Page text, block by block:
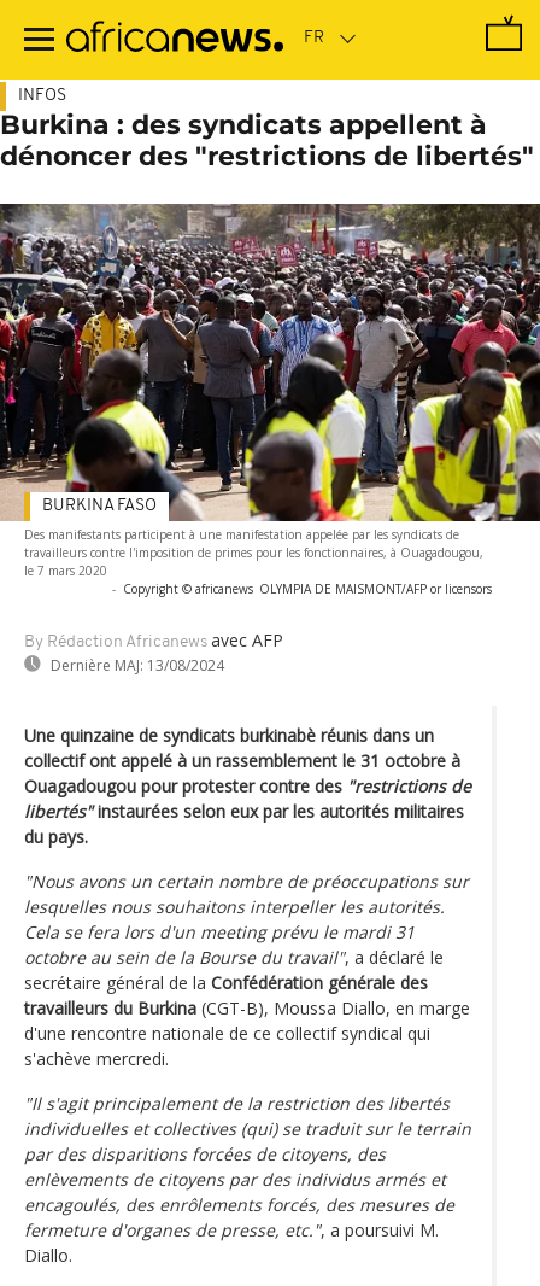
contenu
INFOS
Burkina : des syndicats appellent à
dénoncer des "restrictions de libertés"
Des manifestants participent à une manifestation appelée par les syndicats de
travailleurs contre l'imposition de primes pour les fonctionnaires, à Ouagadougou,
le 7 mars 2020
- Copyright © africanews OLYMPIA DE MAISMONT/AFP or licensors
By Rédaction Africanews avec AFP
Dernière MAJ: 13/08/2024
BURKINA FASO
Une quinzaine de syndicats burkinabè réunis dans un
collectif ont appelé à un rassemblement le 31 octobre à
Ouagadougou pour protester contre des "restrictions de
libertés"instaurées selon eux par les autorités militaires
du pays.
"Nous avons un certain nombre de préoccupations sur
lesquelles nous souhaitons interpeller les autorités.
Cela se fera lors d'un meeting prévu le mardi 31
octobre au sein de la Bourse du travail", a déclaré le
secrétaire général de la Confédération générale des
travailleurs du Burkina (CGT-B), Moussa Diallo, en marge
d'une rencontre nationale de ce collectif syndical qui
s'achève mercredi.
"Il s'agit principalement de la restriction des libertés
individuelles et collectives (qui) se traduit sur le terrain
par des disparitions forcées de citoyens, des
enlèvements de citoyens par des individus armés et
encagoulés, des enrôlements forcés, des mesures de
fermeture d'organes de presse, etc.", a poursuivi M.
Diallo.